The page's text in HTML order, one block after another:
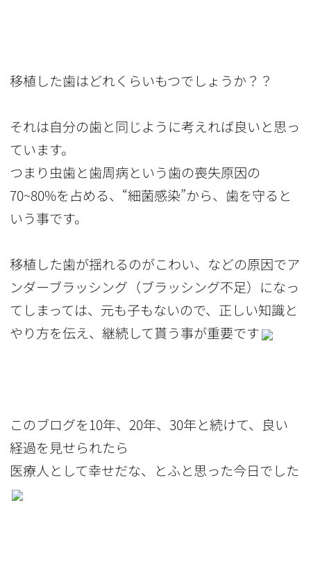
移植した歯はどれくらいもつでしょうか？？
それは自分の歯と同じように考えれば良いと思っ
ています。
つまり虫歯と歯周病という歯の喪失原因の
70~80%を占める、“細菌感染”から、歯を守ると
いう事です。
移植した歯が揺れるのがこわい、などの原因でア
ンダーブラッシング（ブラッシング不足）になっ
てしまっては、元も子もないので、正しい知識と
やり方を伝え、継続して貰う事が重要です
このブログを10年、20年、30年と続けて、良い
経過を見せられたら
医療人として幸せだな、とふと思った今日でした